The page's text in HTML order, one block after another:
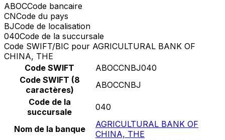
ABOCCode bancaire
CNCode du pays
BJCode de localisation
040Code de la succursale
Code SWIFT/BIC pour AGRICULTURAL BANK OF
CHINA, THE
Code SWIFT
ABOCCNBJ040
Code SWIFT (8
caractères)
ABOCCNBJ
Code de la
succursale
040
Nom de la banque
AGRICULTURAL BANK OF
CHINA, THE